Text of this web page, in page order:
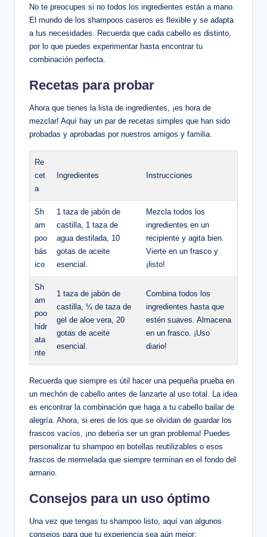
No te preocupes si no todos los ingredientes están a mano.
El mundo de los shampoos caseros es flexible y se adapta
a tus necesidades. Recuerda que cada cabello es distinto,
por lo que puedes experimentar hasta encontrar tu
combinación perfecta.
Recetas para probar
Ahora que tienes la lista de ingredientes, ¡es hora de
mezclar! Aquí hay un par de recetas simples que han sido
probadas y aprobadas por nuestros amigos y familia.
Re
cet
a
Ingredientes Instrucciones
Sh
am
poo
bás
ico
1 taza de jabón de
castilla, 1 taza de
agua destilada, 10
gotas de aceite
esencial.
Mezcla todos los
ingredientes en un
recipiente y agita bien.
Vierte en un frasco y
¡listo!
Sh
am
poo
hidr
ata
nte
1 taza de jabón de
castilla, ¼ de taza de
gel de aloe vera, 20
gotas de aceite
esencial.
Combina todos los
ingredientes hasta que
estén suaves. Almacena
en un frasco. ¡Uso
diario!
Recuerda que siempre es útil hacer una pequeña prueba en
un mechón de cabello antes de lanzarte al uso total. La idea
es encontrar la combinación que haga a tu cabello bailar de
alegría. Ahora, si eres de los que se olvidan de guardar los
frascos vacíos, ¡no debería ser un gran problema! Puedes
personalizar tu shampoo en botellas reutilizables o esos
frascos de mermelada que siempre terminan en el fondo del
armario.
Consejos para un uso óptimo
Una vez que tengas tu shampoo listo, aquí van algunos
consejos para que tu experiencia sea aún mejor: